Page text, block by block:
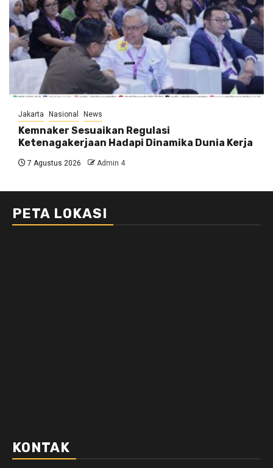
Jakarta Nasional News
Kemnaker Sesuaikan Regulasi
Ketenagakerjaan Hadapi Dinamika Dunia Kerja
7 Agustus 2026 Admin 4
PETA LOKASI
KONTAK